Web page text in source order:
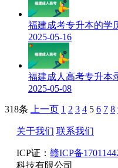
福建成考专升本的学
2025-05-16
福建成人高考专升本
2025-05-08
318条 上一页 1 2 3 4 5 6 7 8
关于我们 联系我们
ICP证： 赣ICP备
科技有限公司